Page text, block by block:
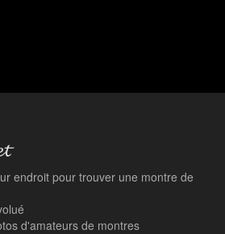
endroit pour trouver une montre de
d'amateurs de montres